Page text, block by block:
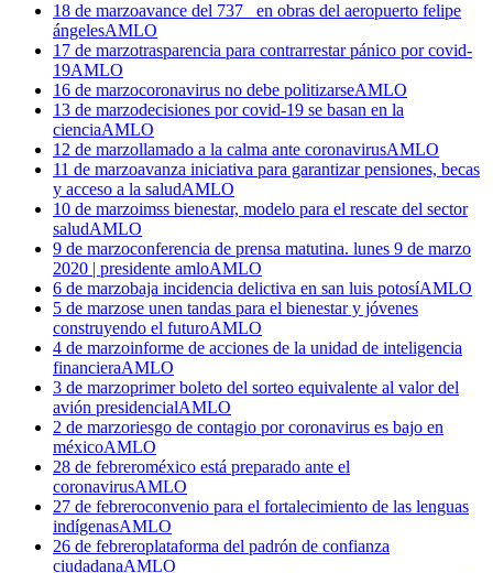
18 de marzoavance del 737_ en obras del aeropuerto felipe
ángelesAMLO
17 de marzotrasparencia para contrarrestar pánico por covid-
19AMLO
16 de marzocoronavirus no debe politizarseAMLO
13 de marzodecisiones por covid-19 se basan en la
cienciaAMLO
12 de marzollamado a la calma ante coronavirusAMLO
11 de marzoavanza iniciativa para garantizar pensiones, becas
y acceso a la saludAMLO
10 de marzoimss bienestar, modelo para el rescate del sector
saludAMLO
9 de marzoconferencia de prensa matutina. lunes 9 de marzo
2020 | presidente amloAMLO
6 de marzobaja incidencia delictiva en san luis potosíAMLO
5 de marzose unen tandas para el bienestar y jóvenes
construyendo el futuroAMLO
4 de marzoinforme de acciones de la unidad de inteligencia
financieraAMLO
3 de marzoprimer boleto del sorteo equivalente al valor del
avión presidencialAMLO
2 de marzoriesgo de contagio por coronavirus es bajo en
méxicoAMLO
28 de febreroméxico está preparado ante el
coronavirusAMLO
27 de febreroconvenio para el fortalecimiento de las lenguas
indígenasAMLO
26 de febreroplataforma del padrón de confianza
ciudadanaAMLO